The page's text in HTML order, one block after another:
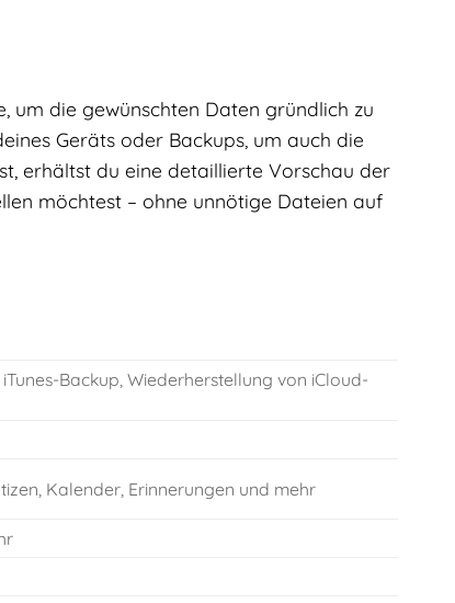
um die gewünschten Daten gründlich zu
Geräts oder Backups, um auch die
erhältst du eine detaillierte Vorschau der
möchtest – ohne unnötige Dateien auf
Backup, Wiederherstellung von iCloud-
Kalender, Erinnerungen und mehr